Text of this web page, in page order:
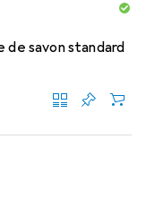
de savon standard